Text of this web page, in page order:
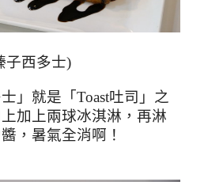
子西多士)
」就是「 Toast吐司」之
加上兩球冰淇淋，再淋
，暑氣全消啊！